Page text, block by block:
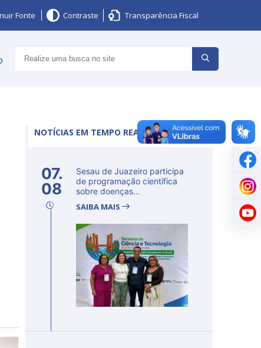
Fonte Contraste Transparência Fiscal
NOTÍCIAS EM TEMPO REAL
07.
08
Sesau de Juazeiro participa
de programação científica
sobre doenças
SAIBA MAIS